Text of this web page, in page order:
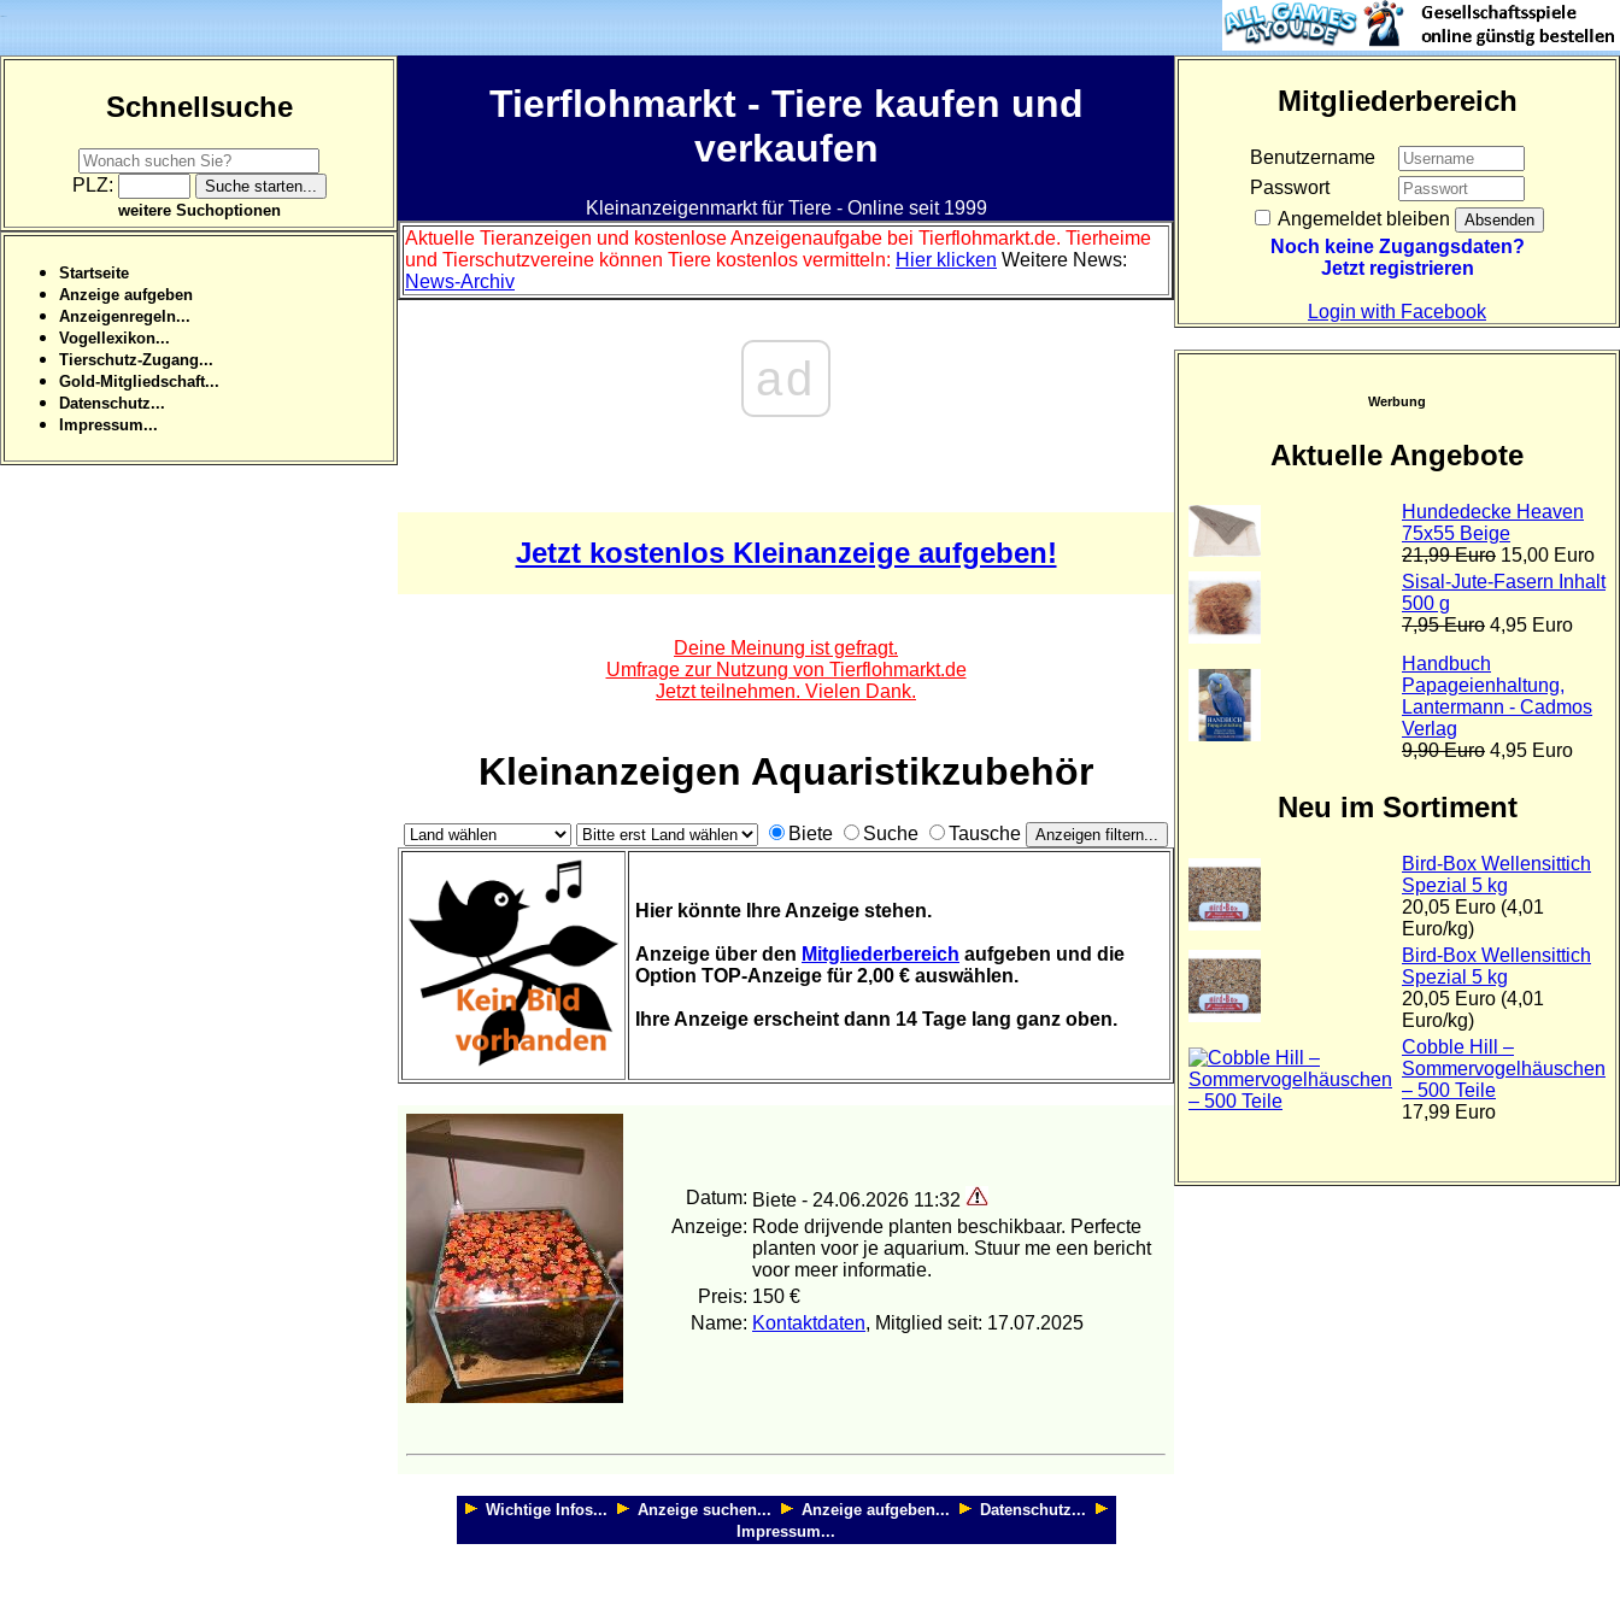
Schnellsuche
PLZ:
weitere Suchoptionen
Startseite
Anzeige aufgeben
Anzeigenregeln...
Vogellexikon...
Tierschutz-Zugang...
Gold-Mitgliedschaft...
Datenschutz...
Impressum...
Tierflohmarkt- Tiere kaufen und
verkaufen
Kleinanzeigenmarkt für Tiere - Online seit 1999
Aktuelle Tieranzeigen und kostenlose Anzeigenaufgabe bei Tierflohmarkt.de. Tierheime
und Tierschutzvereine können Tiere kostenlos vermitteln: Hier klicken Weitere News:
News-Archiv
ad
Jetzt kostenlos Kleinanzeige aufgeben!
Deine Meinung ist gefragt.
Umfrage zur Nutzung von Tierflohmarkt.de
Jetzt teilnehmen. Vielen Dank.
Kleinanzeigen Aquaristikzubehör
Biete Suche Tausche
Hier könnte Ihre Anzeige stehen.
Anzeige über den Mitgliederbereich aufgeben und die
Option TOP-Anzeige für 2,00 € auswählen.
Ihre Anzeige erscheint dann 14 Tage lang ganz oben.
Datum: Biete - 24.06.2026 11:32
Anzeige: Rode drijvende planten beschikbaar. Perfecte
planten voor je aquarium. Stuur me een bericht
voor meer informatie.
Preis: 150 €
Name: Kontaktdaten, Mitglied seit: 17.07.2025
Wichtige Infos... Anzeige suchen... Anzeige aufgeben...
Datenschutz...
Impressum...
Mitgliederbereich
Benutzername
Passwort
Angemeldet bleiben
Noch keine Zugangsdaten?
Jetzt registrieren
Login with Facebook
Werbung
Aktuelle Angebote
Hundedecke Heaven
75x55 Beige
21,99 Euro 15,00 Euro
Sisal-Jute-Fasern Inhalt
500 g
7,95 Euro 4,95 Euro
Handbuch
Papageienhaltung,
Lantermann - Cadmos
Verlag
9,90 Euro 4,95 Euro
Neu im Sortiment
Bird-Box Wellensittich
Spezial 5 kg
20,05 Euro (4,01
Euro/kg)
Bird-Box Wellensittich
Spezial 5 kg
20,05 Euro (4,01
Euro/kg)
Cobble Hill –
Sommervogelhäuschen
– 500 Teile
17,99 Euro